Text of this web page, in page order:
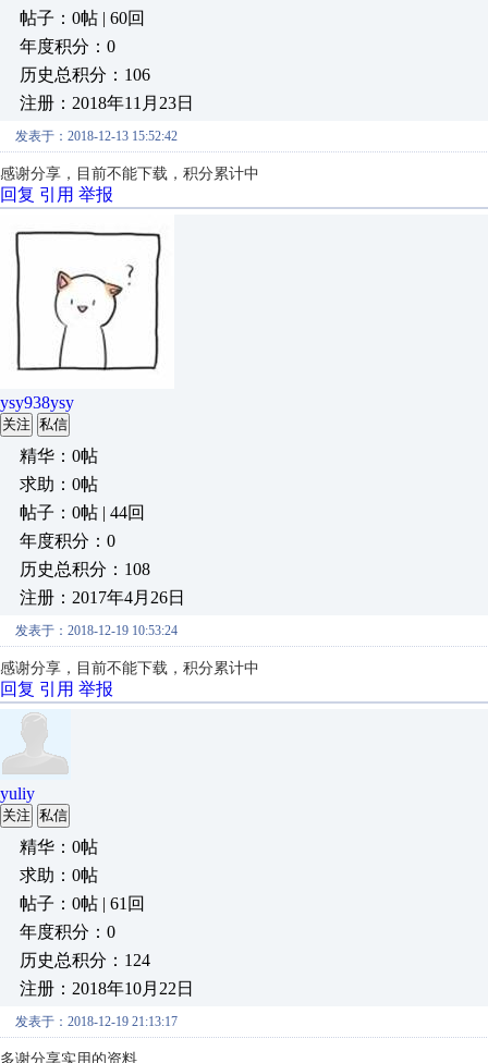
帖子：0帖 | 60回
年度积分：0
历史总积分：106
注册：2018年11月23日
发表于：2018-12-13 15:52:42
感谢分享，目前不能下载，积分累计中
回复 引用 举报
ysy938ysy
关注 私信
精华：0帖
求助：0帖
帖子：0帖 | 44回
年度积分：0
历史总积分：108
注册：2017年4月26日
发表于：2018-12-19 10:53:24
感谢分享，目前不能下载，积分累计中
回复 引用 举报
yuliy
关注 私信
精华：0帖
求助：0帖
帖子：0帖 | 61回
年度积分：0
历史总积分：124
注册：2018年10月22日
发表于：2018-12-19 21:13:17
多谢分享实用的资料